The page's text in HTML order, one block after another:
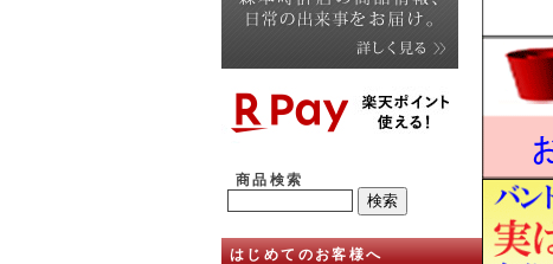
商品検索
はじめてのお客様へ